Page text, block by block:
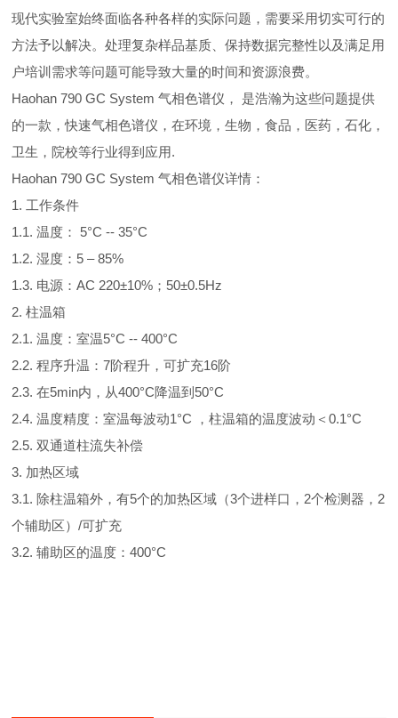
现代实验室始终面临各种各样的实际问题，需要采用切实可行的
方法予以解决。处理复杂样品基质、保持数据完整性以及满足用
户培训需求等问题可能导致大量的时间和资源浪费。
Haohan 790 GC System 气相色谱仪， 是浩瀚为这些问题提供
的一款，快速气相色谱仪，在环境，生物，食品，医药，石化，
卫生，院校等行业得到应用.
Haohan 790 GC System 气相色谱仪详情：
1. 工作条件
1.1. 温度： 5°C -- 35°C
1.2. 湿度：5 – 85%
1.3. 电源：AC 220±10%；50±0.5Hz
2. 柱温箱
2.1. 温度：室温5°C -- 400°C
2.2. 程序升温：7阶程升，可扩充16阶
2.3. 在5min内，从400°C降温到50°C
2.4. 温度精度：室温每波动1°C ，柱温箱的温度波动＜0.1°C
2.5. 双通道柱流失补偿
3. 加热区域
3.1. 除柱温箱外，有5个的加热区域（3个进样口，2个检测器，2
个辅助区）/可扩充
3.2. 辅助区的温度：400°C